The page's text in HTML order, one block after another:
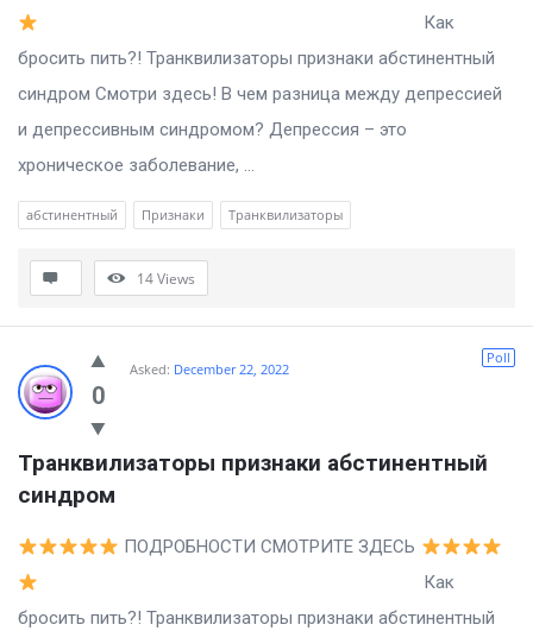
Как
бросить пить?! Транквилизаторы признаки абстинентный
синдром Смотри здесь! В чем разница между депрессией
и депрессивным синдромом? Депрессия – это
хроническое заболевание, ...
абстинентный Признаки Транквилизаторы
14Views
0
Poll
Asked: December 22, 2022
Транквилизаторы признаки абстинентный
синдром
ПОДРОБНОСТИ СМОТРИТЕ ЗДЕСЬ
Как
бросить пить?! Транквилизаторы признаки абстинентный